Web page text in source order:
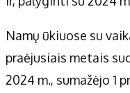
Namų ūkiuose su
praėjusiais metais
2024 m., sumažėjo 1